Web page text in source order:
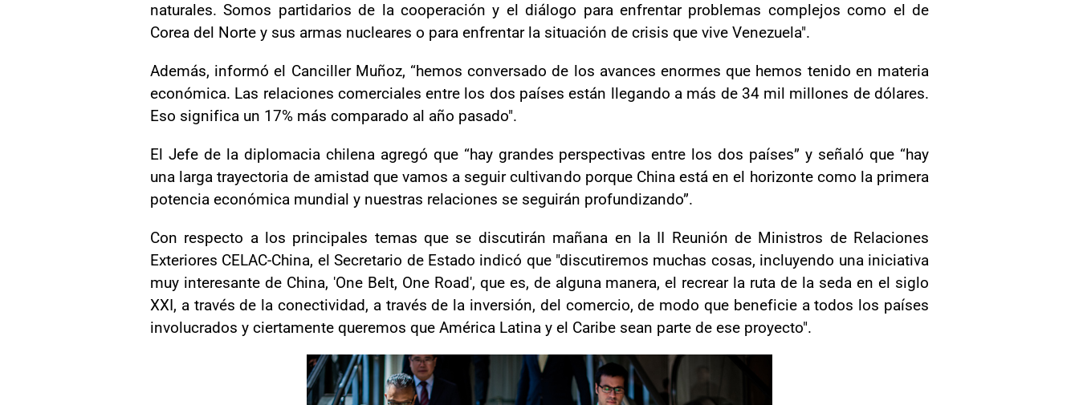
naturales. Somos partidarios de la cooperación y el diálogo para enfrentar problemas complejos como el de
Corea del Norte y sus armas nucleares o para enfrentar la situación de crisis que vive Venezuela".
Además, informó el Canciller Muñoz, “hemos conversado de los avances enormes que hemos tenido en materia
económica. Las relaciones comerciales entre los dos países están llegando a más de 34 mil millones de dólares.
Eso significa un 17% más comparado al año pasado".
El Jefe de la diplomacia chilena agregó que “hay grandes perspectivas entre los dos países” y señaló que “hay
una larga trayectoria de amistad que vamos a seguir cultivando porque China está en el horizonte como la primera
potencia económica mundial y nuestras relaciones se seguirán profundizando”.
Con respecto a los principales temas que se discutirán mañana en la II Reunión de Ministros de Relaciones
Exteriores CELAC-China, el Secretario de Estado indicó que "discutiremos muchas cosas, incluyendo una iniciativa
muy interesante de China, 'One Belt, One Road', que es, de alguna manera, el recrear la ruta de la seda en el siglo
XXI, a través de la conectividad, a través de la inversión, del comercio, de modo que beneficie a todos los países
involucrados y ciertamente queremos que América Latina y el Caribe sean parte de ese proyecto".